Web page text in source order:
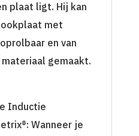
plaat ligt. Hij kan
met
en van
gemaakt.
Inductie
Wanneer je